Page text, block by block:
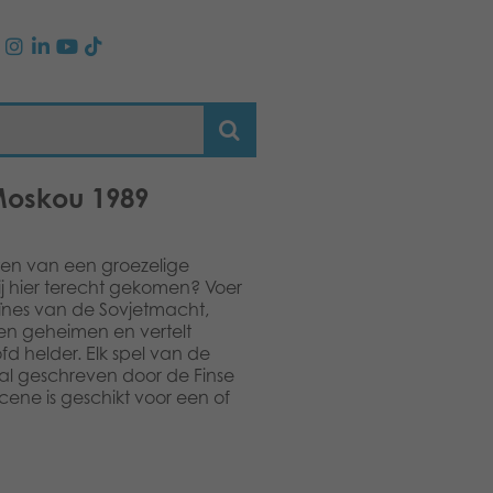
1989
van een groezelige
hier terecht gekomen? Voer
van de Sovjetmacht,
geheimen en vertelt
helder. Elk spel van de
geschreven door de Finse
is geschikt voor een of